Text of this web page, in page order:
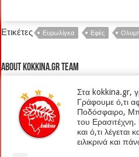
Ετικέτες Ευρωλίγκα Εφές
About kokkina.gr TEAM
Στα kokkina.gr,
Γράφουμε ό,τι
Ποδόσφαιρο,
του Ερασιτέχνη.
και ό,τι λέγεται
ειλικρινά και